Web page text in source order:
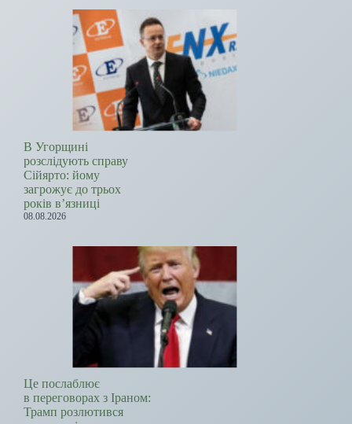
В Угорщині
розслідують справу
Сійярто: йому
загрожує до трьох
років в’язниці
08.08.2026
Це послаблює
в переговорах з Іраном:
Трамп розлютився